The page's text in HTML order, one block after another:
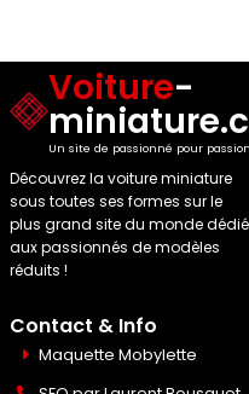
Voiture-
Un site de passionné pour
Découvrez la voiture miniature
sous toutes ses formes sur le
plus grand site du monde dédié
aux passionnés de modèles
réduits !
Contact & Info
Maquette Mobylette